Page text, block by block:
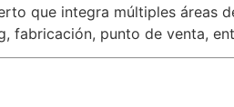
que integra múltiples áreas
fabricación, punto de venta,